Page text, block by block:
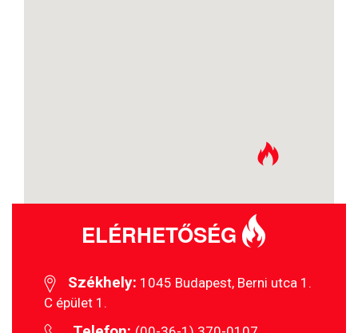
ELÉRHETŐSÉG
Székhely: 1045 Budapest, Berni utca 1.
C épület 1.